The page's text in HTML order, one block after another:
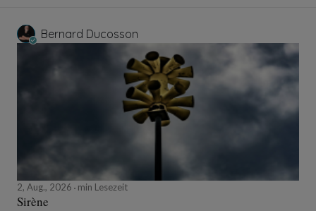
Bernard Ducosson
2, Aug., 2026 min Lesezeit
Sirène